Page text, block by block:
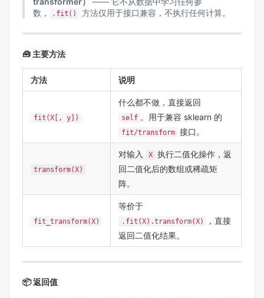
数，
.fit() 方法仅用于接口兼容，不执行任何计算。
🧰 主要方法
方法 说明
fit(X[, y])
什么都不做，直接返回
self 。用于兼容 sklearn 的
fit/transform 接口。
transform(X)
对输入 X 执行二值化操作，返
回二值化后的数组或稀疏矩
阵。
fit_transform(X)
等价于
.fit(X).transform(X)
，直接
返回二值化结果。
📦 返回值